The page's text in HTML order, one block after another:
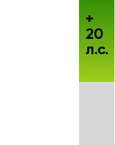
+
20
л.с.